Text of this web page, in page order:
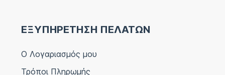
ΕΞΥΠΗΡΕΤΗΣΗ ΠΕΛΑΤΩΝ
Ο Λογαριασμός μου
Τρόποι Πληρωμής